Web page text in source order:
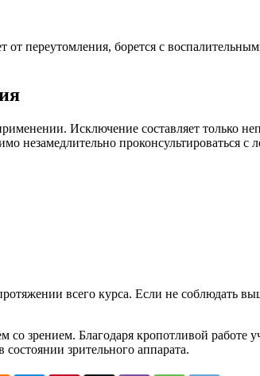
переутомления, борется с
Исключение составляет только
незамедлительно проконсультироваться с
всего курса. Если не соблюдать
зрением. Благодаря кропотливой работе
зрительного аппарата.